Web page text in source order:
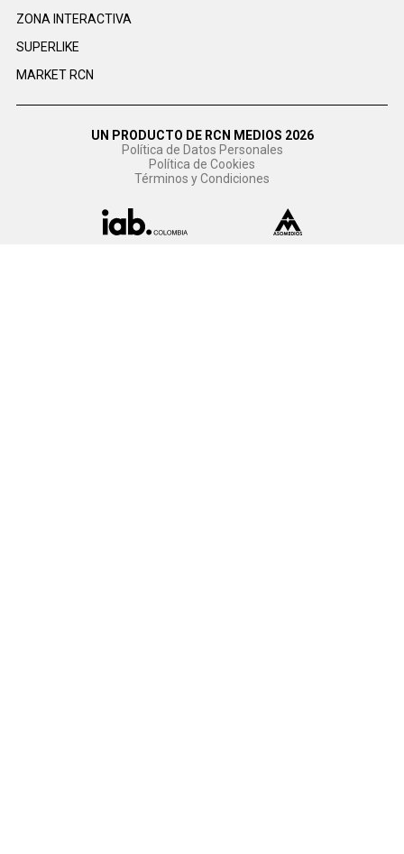
ZONA INTERACTIVA
SUPERLIKE
MARKET RCN
UN PRODUCTO DE RCN MEDIOS 2026
Política de Datos Personales
Política de Cookies
Términos y Condiciones